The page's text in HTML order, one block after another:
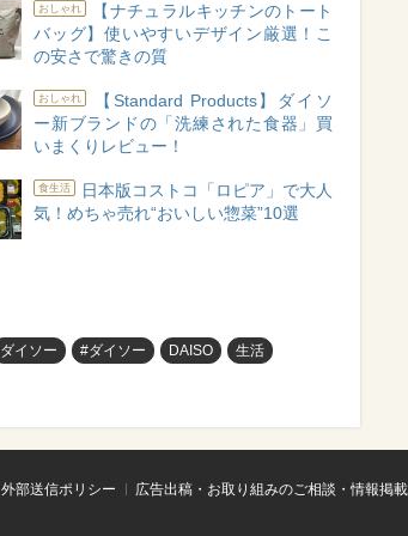
おしゃれ
【ナチュラルキッチンのトート
バッグ】使いやすいデザイン厳選！こ
の安さで驚きの質
おしゃれ
【Standard Products】ダイソ
ー新ブランドの「洗練された食器」買
いまくりレビュー！
食生活
日本版コストコ「ロピア」で大人
気！めちゃ売れ“おいしい惣菜”10選
ダイソー #ダイソー DAISO 生活
外部送信ポリシー
広告出稿・お取り組みのご相談・情報掲